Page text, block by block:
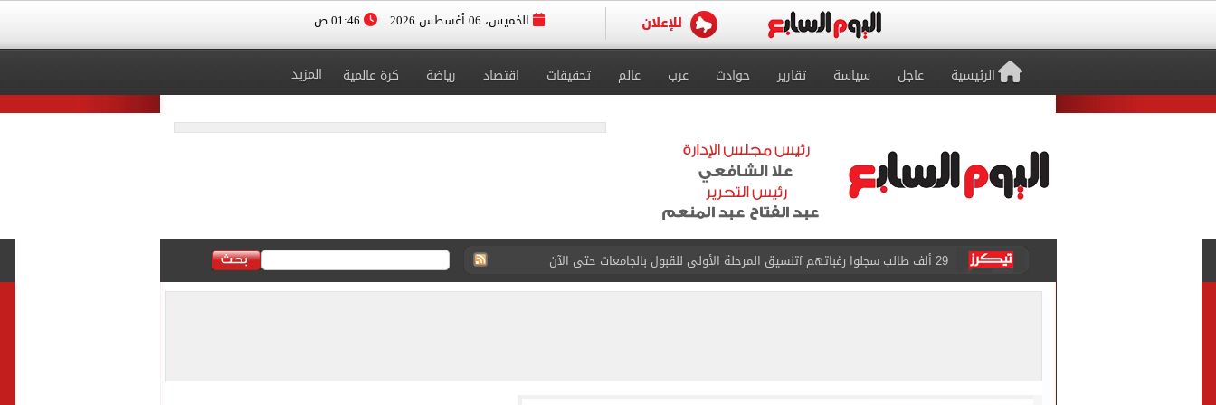
الخميس، 06 أغسطس 2026
الرئيسية عاجل سياسة تقارير حوادث عرب عالم تحقيقات اقتصاد رياضة كرة عالمية المزيد
حفلات U Arena تنطلق مع الهضبة عمرو دياب ضمن «يلا ساحل 2026» بالعلمين الجديدة
الآلاف يودعون عروس الشرقية إلى مثواها الأخير بعد وفاتها ليلة زفافها.. صور
الرئيس السيسى يستقبل ملك البحرين بمطار العلمين الدولى.. صور